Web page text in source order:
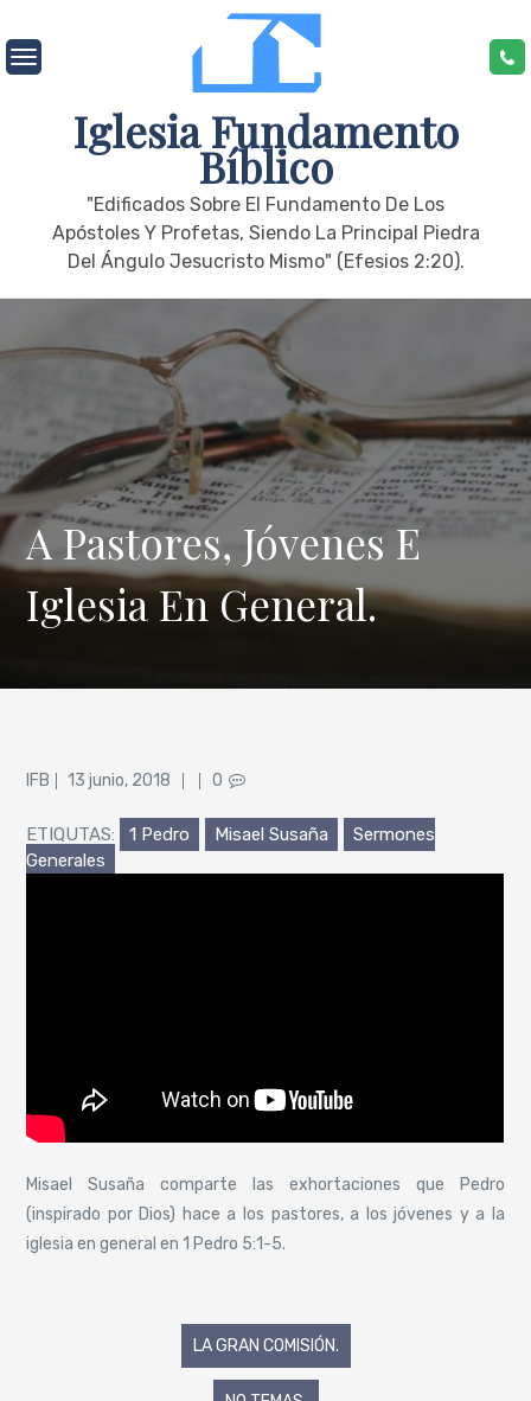
to
content
Iglesia Fundamento
Bíblico
"edificados Sobre El Fundamento De Los
Apóstoles Y Profetas, Siendo La Principal Piedra
Del Ángulo Jesucristo Mismo" (Efesios 2:20).
A Pastores, Jóvenes E
Iglesia En General.
IFB
Posted
13 junio, 2018 0
ETIQUTAS: 1 Pedro Misael Susaña
Sermones
Generales
Misael Susaña comparte las exhortaciones que Pedro
(inspirado por Dios) hace a los pastores, a los jóvenes y a la
iglesia en general en 1 Pedro 5:1-5.
NavegaciónLA GRAN COMISIÓN.